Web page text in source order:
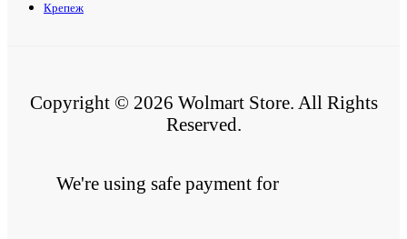
Крепеж
Copyright © 2026 Wolmart Store. All Rights
Reserved.
We're using safe payment for